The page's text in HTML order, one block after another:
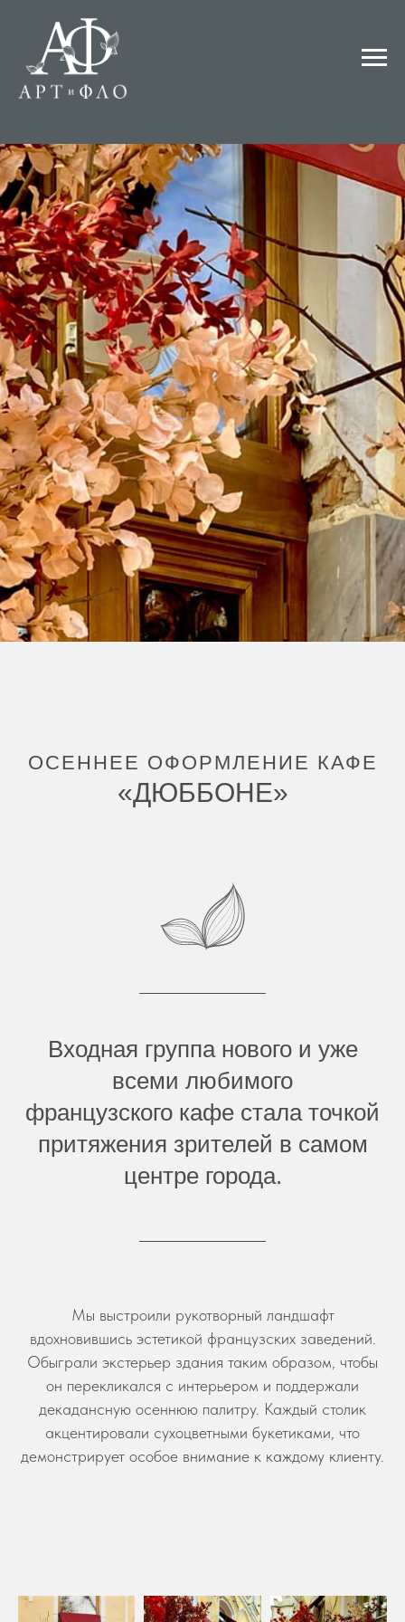
ОСЕННЕЕ ОФОРМЛЕНИЕ КАФЕ
«ДЮББОНЕ»
Входная группа нового и уже
всеми любимого
французского кафе стала точкой
притяжения зрителей в самом
центре города.
Мы выстроили рукотворный ландшафт
вдохновившись эстетикой французских заведений.
Обыграли экстерьер здания таким образом, чтобы
он перекликался с интерьером и поддержали
декадансную осеннюю палитру. Каждый столик
акцентировали сухоцветными букетиками, что
демонстрирует особое внимание к каждому клиенту.